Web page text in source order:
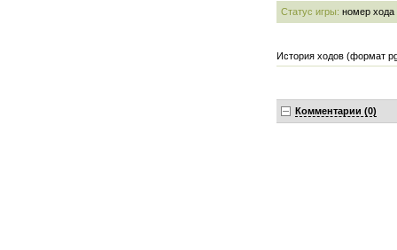
Статус игры: номер хода
История ходов (формат
Комментарии (0)